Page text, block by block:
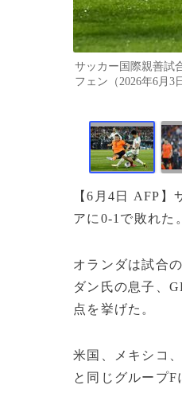
サッカー国際親善試
フェン（2026年6月3
【6月4日 AFP
アに0-1で敗れた
オランダは試合
ダン氏の息子、
点を挙げた。
米国、メキシコ
と同じグループ